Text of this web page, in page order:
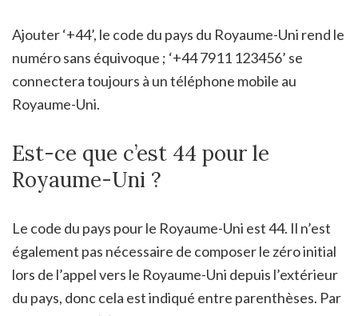
Ajouter ‘+44’, le code du pays du Royaume-Uni rend le
numéro sans équivoque ; ‘+44 7911 123456’ se
connectera toujours à un téléphone mobile au
Royaume-Uni.
Est-ce que c’est 44 pour le
Royaume-Uni ?
Le code du pays pour le Royaume-Uni est 44. Il n’est
également pas nécessaire de composer le zéro initial
lors de l’appel vers le Royaume-Uni depuis l’extérieur
du pays, donc cela est indiqué entre parenthèses. Par